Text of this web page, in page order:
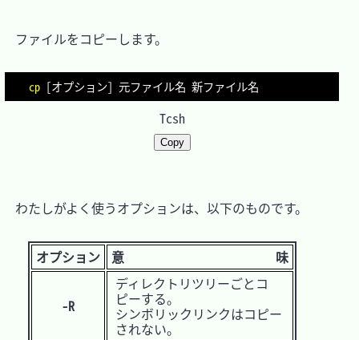
ファイルをコピーします。
cp [オプション]
Tcsh
Copy
わたしがよく使うオプションは、以下のものです。
オプション 意 味
-R
ディレクトリツリーごとコ
ピーする。
シンボリックリンクはコピー
されない。